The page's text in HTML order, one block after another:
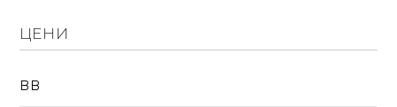
ЦЕНИ
BB